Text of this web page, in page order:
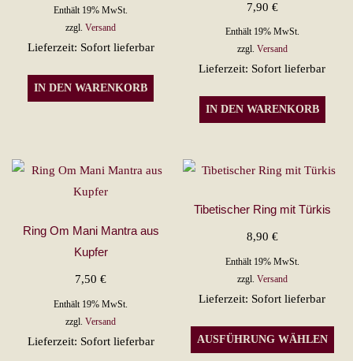
Enthält 19% MwSt.
zzgl.Versand
Lieferzeit: Sofort lieferbar
IN DEN WARENKORB
7,90 €
Enthält 19% MwSt.
zzgl. Versand
Lieferzeit: Sofort lieferbar
IN DEN WARENKORB
Ring Om Mani Mantra aus
Kupfer
7,50€
Enthält 19% MwSt.
zzgl.Versand
Lieferzeit: Sofort lieferbar
Tibetischer Ring mit Türkis
8,90 €
Enthält 19% MwSt.
zzgl. Versand
Lieferzeit: Sofort lieferbar
AUSFÜHRUNG WÄHLEN